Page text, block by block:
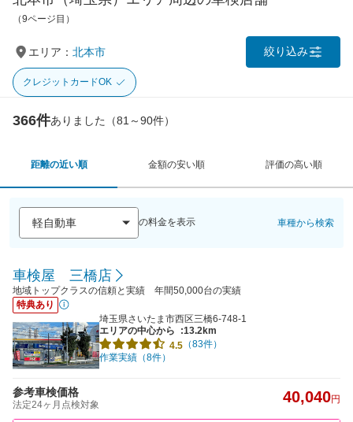
（9ページ目）
エリア： 北本市 絞り込み
クレジットカードOK
366件ありました（81～90件）
距離の近い順 金額の安い順 評価の高い順
の料金を表示 車種から検索
車検屋 三橋店
地域トップクラスの信頼と実績 年間50,000台の実績
特典あり
埼玉県さいたま市西区三橋6-748-1
エリアの中心から
:13.2km
4.5 （83件）
作業実績（8件）
参考車検価格
法定24ヶ月点検対象 40,040円